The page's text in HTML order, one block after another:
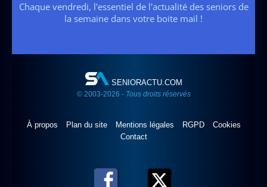
Chaque vendredi, l'essentiel de l'actualité des seniors de
la semaine dans votre boite mail !
SENIORACTU.COM
© 2003-2026 - Tous droits réservés
À propos Plan du site Mentions légales RGPD
Cookies
Contact